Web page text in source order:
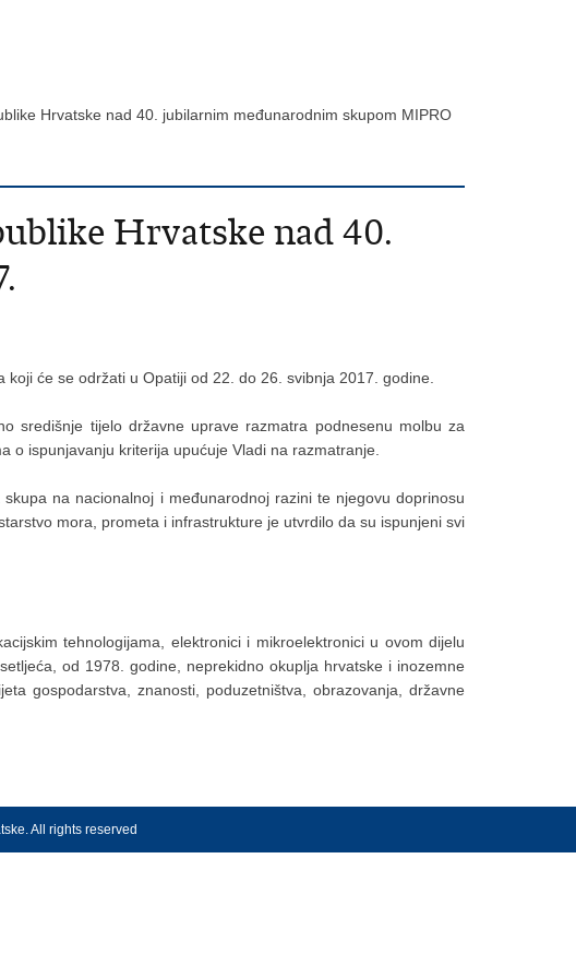
Hrvatske nad 40. jubilarnim međunarodnim skupom MIPRO
Hrvatske nad 40.
će se održati u Opatiji od 22. do 26. svibnja 2017. godine.
središnje tijelo državne uprave razmatra podnesenu molbu za
o ispunjavanju kriterija upućuje Vladi na razmatranje.
na nacionalnoj i međunarodnoj razini te njegovu doprinosu
mora, prometa i infrastrukture je utvrdilo da su ispunjeni svi
tehnologijama, elektronici i mikroelektronici u ovom dijelu
od 1978. godine, neprekidno okuplja hrvatske i inozemne
gospodarstva, znanosti, poduzetništva, obrazovanja, državne
All rights reserved